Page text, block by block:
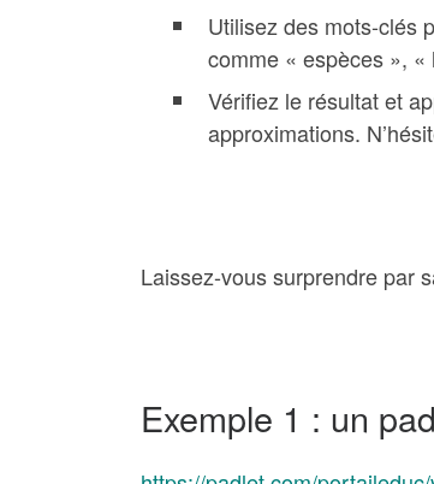
Utilisez des mots-clés
comme « espèces »,
Vérifiez le résultat et
approximations.
Laissez-vous surprendre par
Exemple 1 : un